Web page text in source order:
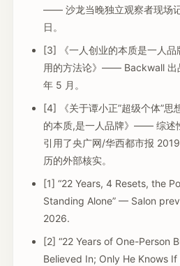
—— 沙龙当晚独立观察者现场
日。
[3] 《一人创业的本质是一人品
用的方法论》—— Backwall 出
年 5 月。
[4] 《关于谭小正”超级个体”思
的本质,是一人品牌》—— 综述
引用了央广网/华西都市报
历的外部核实。
[1] “22 Years, 4 Resets, the
Standing Alone” — Salon
2026.
[2] “22 Years of One-Person
Believed In; Only He Knows